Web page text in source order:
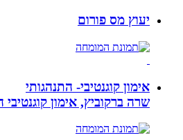
יעוץ מס פורום
אימון קוגנטיבי- התנהגותי
שרה ברקוביץ, אימון